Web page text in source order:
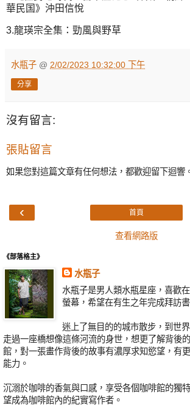
華民国》沖田信悅
3.龍瑛宗全集：勁風與野草
水瓶子 @ 2/02/2023 10:32:00 下午
分享
沒有留言:
張貼留言
如果您對這篇文章有任何想法，都歡迎留下迴響
‹ 首頁
查看網路版
《部落格主》
水瓶子
水瓶子是男人類水瓶星座，喜歡
螢幕，希望在有生之年完成拜訪
迷上了無目的的城市散步，到世
走過一座橋想像這條河流的身世，想更了解背後
館，對一張畫作背後的故事有濃厚求知慾望，有
能力。
沉溺於咖啡的香氣與口感，享受各個咖啡館的獨
望成為咖啡館內的紀實寫作者。